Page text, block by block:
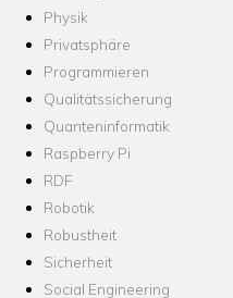
Physik
Privatsphäre
Programmieren
Qualitätssicherung
Quanteninformatik
Raspberry Pi
RDF
Robotik
Robustheit
Sicherheit
Social Engineering